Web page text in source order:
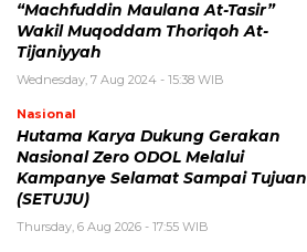
“Machfuddin Maulana At-Tasir”
Wakil Muqoddam Thoriqoh At-
Tijaniyyah
Wednesday, 7 Aug 2024 - 15:38 WIB
Nasional
Hutama Karya Dukung Gerakan
Nasional Zero ODOL Melalui
Kampanye Selamat Sampai Tujuan
(SETUJU)
Thursday, 6 Aug 2026 - 17:55 WIB